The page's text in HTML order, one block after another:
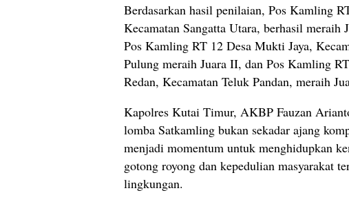
Berdasarkan hasil penilaian, Pos Kamling
Kecamatan Sangatta Utara, berhasil meraih
Pos Kamling RT 12 Desa Mukti Jaya,
Pulung meraih Juara II, dan Pos Kamling
Redan, Kecamatan Teluk Pandan, meraih
Kapolres Kutai Timur, AKBP Fauzan
lomba Satkamling bukan sekadar ajang
menjadi momentum untuk menghidupkan
gotong royong dan kepedulian masyarakat
lingkungan.